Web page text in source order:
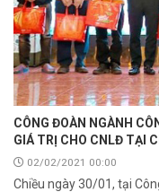
CÔNG ĐOÀN NGÀNH
GIÁ TRỊ CHO CNLĐ TẠI
02/02/2021 00:00
Chiều ngày 30/01, tại
Liên đoàn Lao động tỉnh
Mái ấm Công đoàn cho